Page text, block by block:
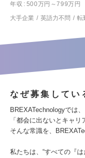
年収
500万円～799万円
大手企業
英語力不問 転
なぜ募集してい
BREXATechnologyでは、
「都会に出ないとキャリ
そんな常識を、
私たちは、“すべての『